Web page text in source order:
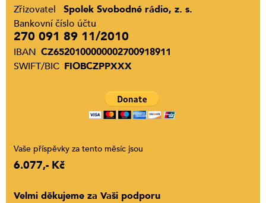
Zřizovatel
Spolek Svobodné rádio, z. s.
Bankovní číslo účtu
270 091 89 11/2010
IBAN CZ6520100000002700918911
SWIFT/BIC FIOBCZPPXXX
Vaše příspěvky za tento měsíc jsou
6.077,- Kč
Velmi děkujeme za Vaši podporu